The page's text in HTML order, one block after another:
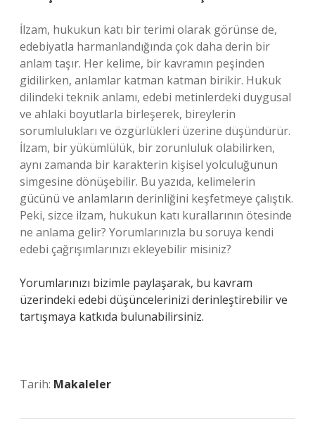
İlzam, hukukun katı bir terimi olarak görünse de,
edebiyatla harmanlandığında çok daha derin bir
anlam taşır. Her kelime, bir kavramın peşinden
gidilirken, anlamlar katman katman birikir. Hukuk
dilindeki teknik anlamı, edebi metinlerdeki duygusal
ve ahlaki boyutlarla birleşerek, bireylerin
sorumlulukları ve özgürlükleri üzerine düşündürür.
İlzam, bir yükümlülük, bir zorunluluk olabilirken,
aynı zamanda bir karakterin kişisel yolculuğunun
simgesine dönüşebilir. Bu yazıda, kelimelerin
gücünü ve anlamların derinliğini keşfetmeye çalıştık.
Peki, sizce ilzam, hukukun katı kurallarının ötesinde
ne anlama gelir? Yorumlarınızla bu soruya kendi
edebi çağrışımlarınızı ekleyebilir misiniz?
Yorumlarınızı bizimle paylaşarak, bu kavram
üzerindeki edebi düşüncelerinizi derinleştirebilir ve
tartışmaya katkıda bulunabilirsiniz.
Tarih: Makaleler